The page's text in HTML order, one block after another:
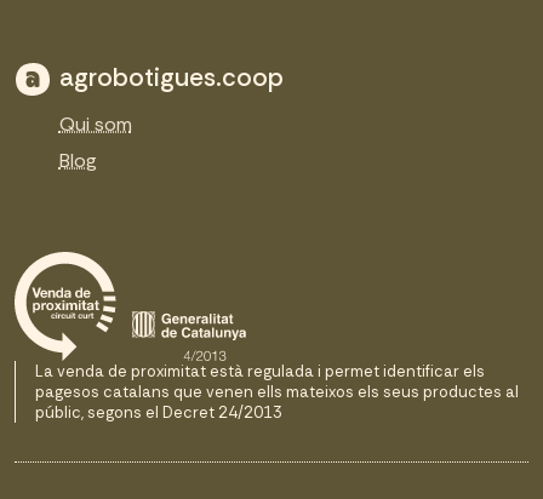
agrobotigues.coop
Qui som
Blog
La venda de proximitat està regulada i permet identificar els
pagesos catalans que venen ells mateixos els seus productes al
públic, segons el Decret 24/2013